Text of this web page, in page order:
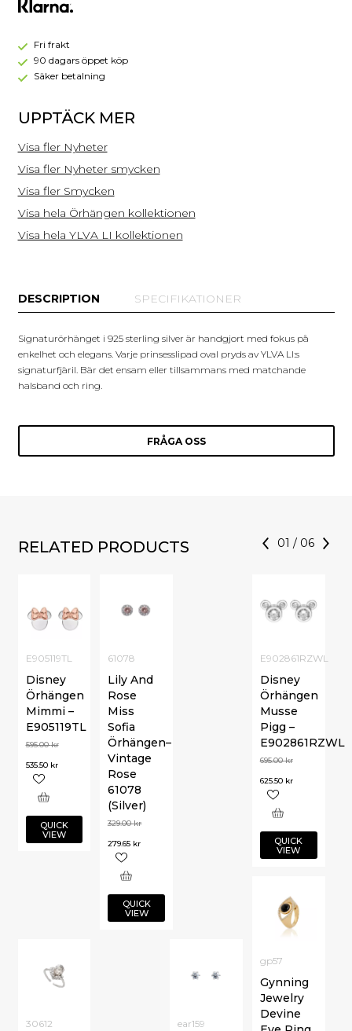
Örhängen
-
Guld
Fri frakt
90 dagars öppet köp
Säker betalning
UPPTÄCK MER
Visa fler Nyheter
Visa fler Nyheter smycken
Visa fler Smycken
Visa hela Örhängen kollektionen
Visa hela YLVA LI kollektionen
DESCRIPTION SPECIFIKATIONER
Signaturörhänget i 925 sterling silver är handgjort med fokus på
enkelhet och elegans. Varje prinsesslipad oval pryds av YLVA LI:s
signaturfjäril. Bär det ensam eller tillsammans med matchande
halsband och ring.
FRÅGA OSS
RELATED PRODUCTS 01 / 06
E905119TL
Disney
Örhängen
Mimmi –
E905119TL
595.00kr
535.50 kr
QUICK
VIEW
E902861RZWL
Disney
Örhängen
Musse
Pigg –
E902861RZWL
695.00kr
625.50 kr
QUICK
VIEW
61078
Lily And
Rose
Miss
Sofia
Örhängen–
Vintage
Rose
61078
(Silver)
329.00kr
279.65 kr
QUICK
VIEW
gp57
Gynning
Jewelry
Devine
30612 ear159